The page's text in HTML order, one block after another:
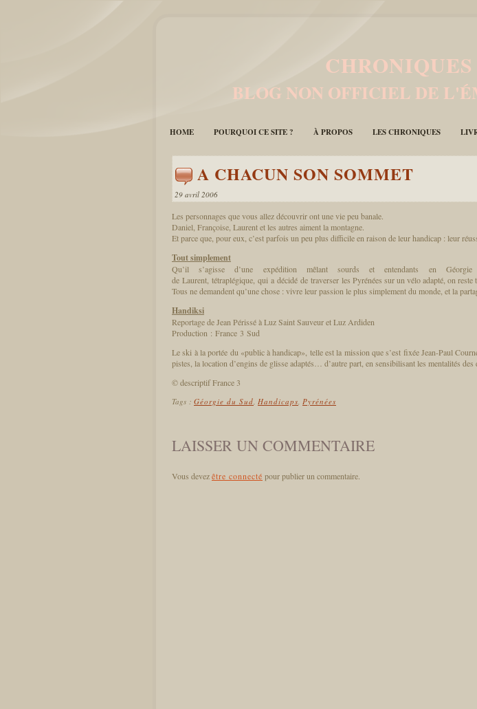
BLOG NON OFFICIEL DE
HOME POURQUOI CE SITE ? À PROPOS LES CHRONIQUES
A CHACUN SON SOMMET
29 avril 2006
Les personnages que vous allez découvrir ont une vie peu banale.
Daniel, Françoise, Laurent et les autres aiment la montagne.
Et parce que, pour eux, c’est parfois un peu plus difficile en raison de leur handicap : leur
Tout simplement
Qu’il s’agisse d’une expédition mêlant sourds et entendants en
de Laurent, tétraplégique, qui a décidé de traverser les Pyrénées sur un vélo adapté, on reste
Tous ne demandent qu’une chose : vivre leur passion le plus simplement du monde, et la
Handiksi
Reportage de Jean Périssé à Luz Saint Sauveur et Luz Ardiden
Production : France 3 Sud
Le ski à la portée du «public à handicap», telle est la mission que s’est fixée Jean-Paul
pistes, la location d’engins de glisse adaptés… d’autre part, en sensibilisant les mentalités des
© descriptif France 3
Tags : Géorgie du Sud Handicaps Pyrénées
LAISSER UN COMMENTAIRE
Vous devezêtre connecté pour publier un commentaire.